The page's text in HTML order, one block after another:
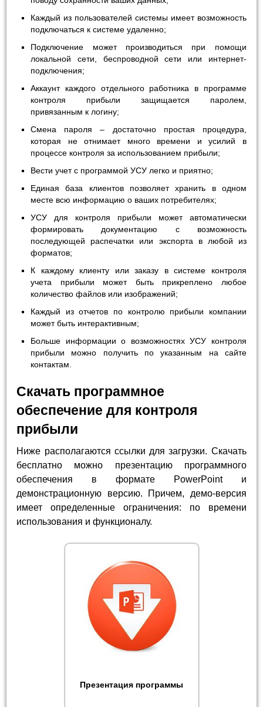
Каждый из пользователей системы имеет возможность
подключаться к системе удаленно;
Подключение может производиться при помощи
локальной сети, беспроводной сети или интернет-
подключения;
Аккаунт каждого отдельного работника в программе
контроля прибыли защищается паролем,
привязанным к логину;
Смена пароля – достаточно простая процедура,
которая не отнимает много времени и усилий в
процессе контроля за использованием прибыли;
Вести учет с программой УСУ легко и приятно;
Единая база клиентов позволяет хранить в одном
месте всю информацию о ваших потребителях;
УСУ для контроля прибыли может автоматически
формировать документацию с возможность
последующей распечатки или экспорта в любой из
форматов;
К каждому клиенту или заказу в системе контроля
учета прибыли может быть прикреплено любое
количество файлов или изображений;
Каждый из отчетов по контролю прибыли компании
может быть интерактивным;
Больше информации о возможностях УСУ контроля
прибыли можно получить по указанным на сайте
контактам.
Скачать программное
обеспечение для контроля
прибыли
Ниже располагаются ссылки для загрузки. Скачать
бесплатно можно презентацию программного
обеспечения в формате PowerPoint и
демонстрационную версию. Причем, демо-версия
имеет определенные ограничения: по времени
использования и функционалу.
Презентация программы